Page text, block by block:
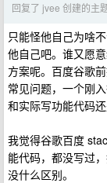
回复了 jvee 创建的主
只能怪他自己为啥
他自己吧。谁又愿
方案呢。百度谷歌
常见问题，一个刚
和实际写功能代码还
我觉得谷歌百度
能代码，都没写过
没什么区别。